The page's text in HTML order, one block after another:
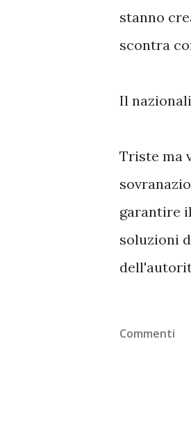
stanno
scontra
Il
Triste ma
garantire
soluzioni
Commenti